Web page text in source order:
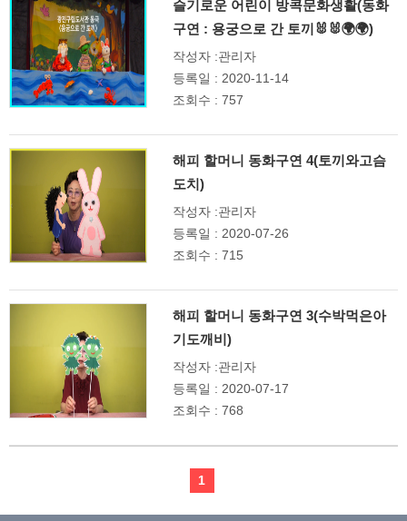
슬기로운 어린이 방콕문화생활(동화
구연 : 용궁으로 간 토끼🐰🐰🌍🌍)
작성자 :관리자
등록일 : 2020-11-14
조회수 : 757
해피 할머니 동화구연 4(토끼와고슴
도치)
작성자 :관리자
등록일 : 2020-07-26
조회수 : 715
해피 할머니 동화구연 3(수박먹은아
기도깨비)
작성자 :관리자
등록일 : 2020-07-17
조회수 : 768
1